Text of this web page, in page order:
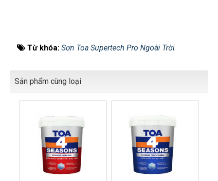
Từ khóa: Sơn Toa Supertech Pro Ngoài Trời
Sản phẩm cùng loại